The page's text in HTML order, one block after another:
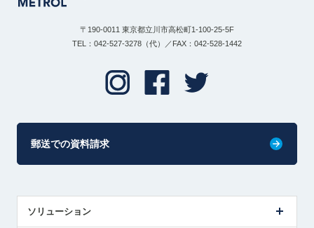
〒190-0011 東京都立川市高松町1-100-25-5F
TEL：042-527-3278（代）／FAX：042-528-1442
郵送での資料請求
ソリューション